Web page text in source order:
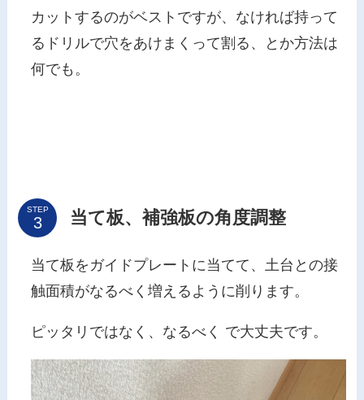
カットするのがベストですが、なければ持って
るドリルで穴をあけまくって割る、とか方法は
何でも。
STEP 当て板、補強板の角度調整
当て板をガイドプレートに当てて、土台との接
触面積がなるべく増えるように削ります。
ピッタリではなく、なるべく で大丈夫です。